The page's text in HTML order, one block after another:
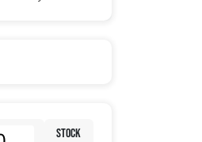
STOCK